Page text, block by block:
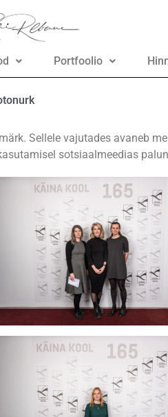
Portfoolio
Sellele vajutades avaneb
sotsiaalmeedias